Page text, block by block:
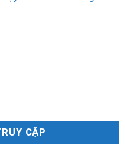
CẬP